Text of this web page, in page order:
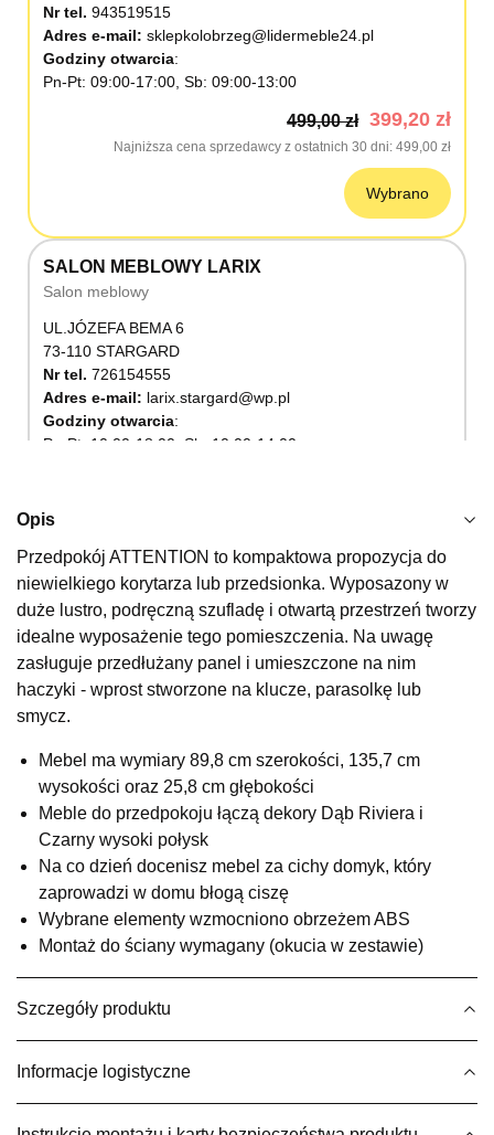
Nr tel. 943519515
Adres e-mail: sklepkolobrzeg@lidermeble24.pl
Godziny otwarcia
Pn-Pt: 09:00-17:00, Sb: 09:00-13:00
499,00 zł 399,20 zł
Najniższa cena sprzedawcy z ostatnich 30 dni 499,00 zł
Wybrano
SALON MEBLOWY LARIX
Salon meblowy
UL.JÓZEFA BEMA 6
73-110 STARGARD
Nr tel. 726154555
Adres e-mail: larix.stargard@wp.pl
Godziny otwarcia
Pn-Pt: 10:00-18:00, Sb: 10:00-14:00
Wybierz
SALON MEBLOWY KUBUŚ
Salon meblowy
UL.RZEMIEŚLNICZA 6
66-470 KOSTRZYN NAD ODRĄ
Godziny otwarcia
Pn-Pt: 10:00-18:00, Sb: 10:00-14:00
499,00 zł 399,20 zł
Najniższa cena sprzedawcy z ostatnich 30 dni
Nr tel.502668736
Opis
Przedpokój ATTENTION to kompaktowa propozycja do
niewielkiego korytarza lub przedsionka. Wyposazony w
duże lustro, podręczną szufladę i otwartą przestrzeń tworzy
idealne wyposażenie tego pomieszczenia. Na uwagę
zasługuje przedłużany panel i umieszczone na nim
haczyki - wprost stworzone na klucze, parasolkę lub
smycz.
Mebel ma wymiary 89,8 cm szerokości, 135,7 cm
wysokości oraz 25,8 cm głębokości
Meble do przedpokoju łączą dekory Dąb Riviera i
Czarny wysoki połysk
Na co dzień docenisz mebel za cichy domyk, który
zaprowadzi w domu błogą ciszę
Wybrane elementy wzmocniono obrzeżem ABS
Montaż do ściany wymagany (okucia w zestawie)
Szczegóły produktu
Informacje logistyczne